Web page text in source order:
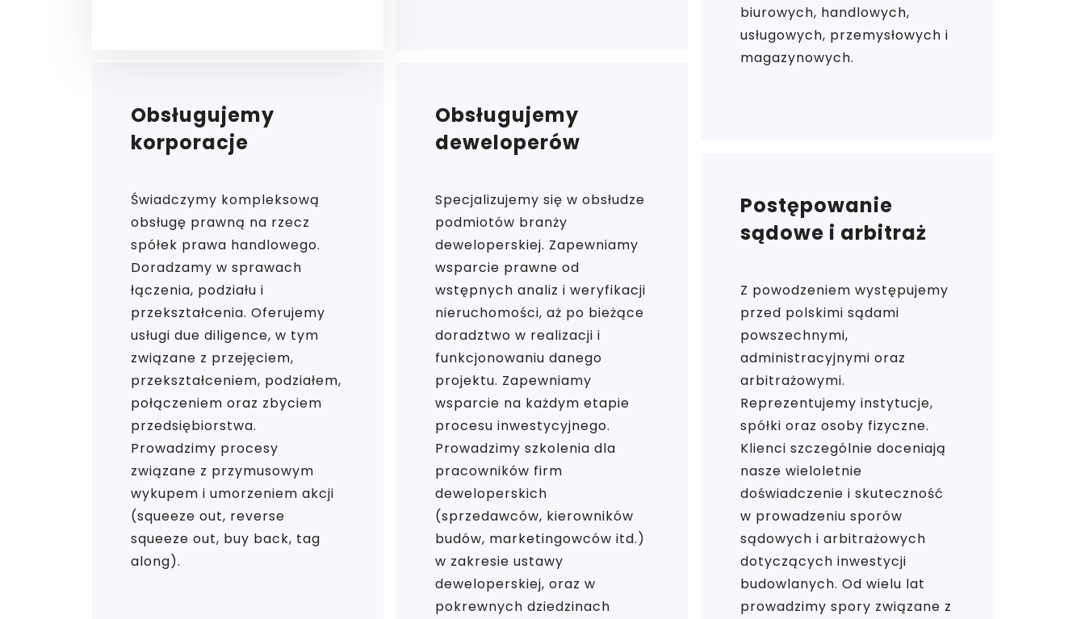
Obsługujemy
korporacje
Świadczymy kompleksową
obsługę prawną na rzecz
spółek prawa handlowego.
Doradzamy w sprawach
łączenia, podziału i
przekształcenia. Oferujemy
usługi due diligence, w tym
związane z przejęciem,
przekształceniem, podziałem,
połączeniem oraz zbyciem
przedsiębiorstwa.
Prowadzimy procesy
związane z przymusowym
wykupem i umorzeniem akcji
(squeeze out, reverse
squeeze out, buy back, tag
along).
Obsługujemy
deweloperów
Specjalizujemy się w obsłudze
podmiotów branży
deweloperskiej. Zapewniamy
wsparcie prawne od
wstępnych analiz i weryfikacji
nieruchomości, aż po bieżące
doradztwo w realizacji i
funkcjonowaniu danego
projektu. Zapewniamy
wsparcie na każdym etapie
procesu inwestycyjnego.
Prowadzimy szkolenia dla
pracowników firm
deweloperskich
(sprzedawców, kierowników
budów, marketingowców itd.)
w zakresie ustawy
deweloperskiej, oraz w
pokrewnych dziedzinach
biurowych, handlowych,
usługowych, przemysłowych i
magazynowych.
Postępowanie
sądowe i arbitraż
Z powodzeniem występujemy
przed polskimi sądami
powszechnymi,
administracyjnymi oraz
arbitrażowymi.
Reprezentujemy instytucje,
spółki oraz osoby fizyczne.
Klienci szczególnie doceniają
nasze wieloletnie
doświadczenie i skuteczność
w prowadzeniu sporów
sądowych i arbitrażowych
dotyczących inwestycji
budowlanych. Od wielu lat
prowadzimy spory związane z